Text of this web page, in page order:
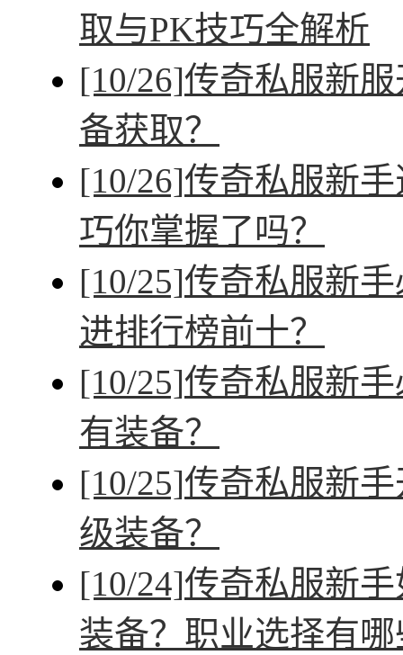
取与PK技巧全解析
[10/26]传奇私服新
备获取？
[10/26]传奇私服新
巧你掌握了吗？
[10/25]传奇私服新
进排行榜前十？
[10/25]传奇私服新
有装备？
[10/25]传奇私服新
级装备？
[10/24]传奇私服新
装备？职业选择有